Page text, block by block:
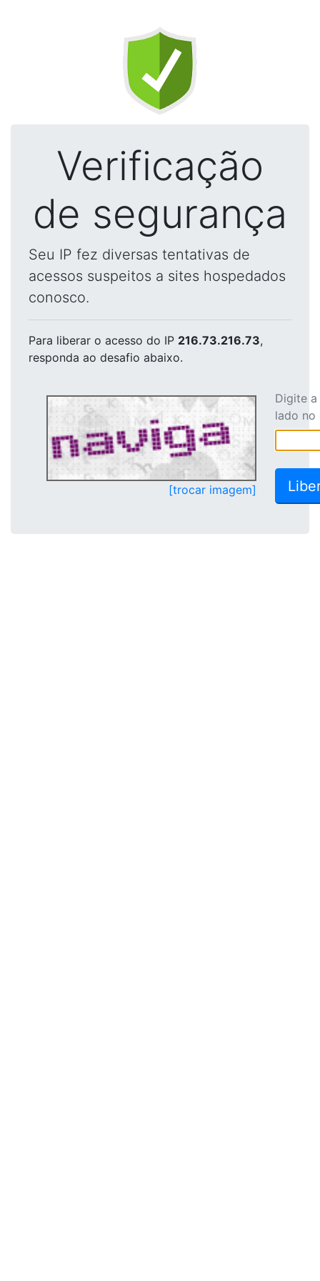
Verificação
de segurança
Seu IP fez diversas tentativas de
acessos suspeitos a sites hospedados
conosco.
Para liberar o acesso do IP 216.73.216.73,
responda ao desafio abaixo.
[trocar imagem]
Digite
lado no